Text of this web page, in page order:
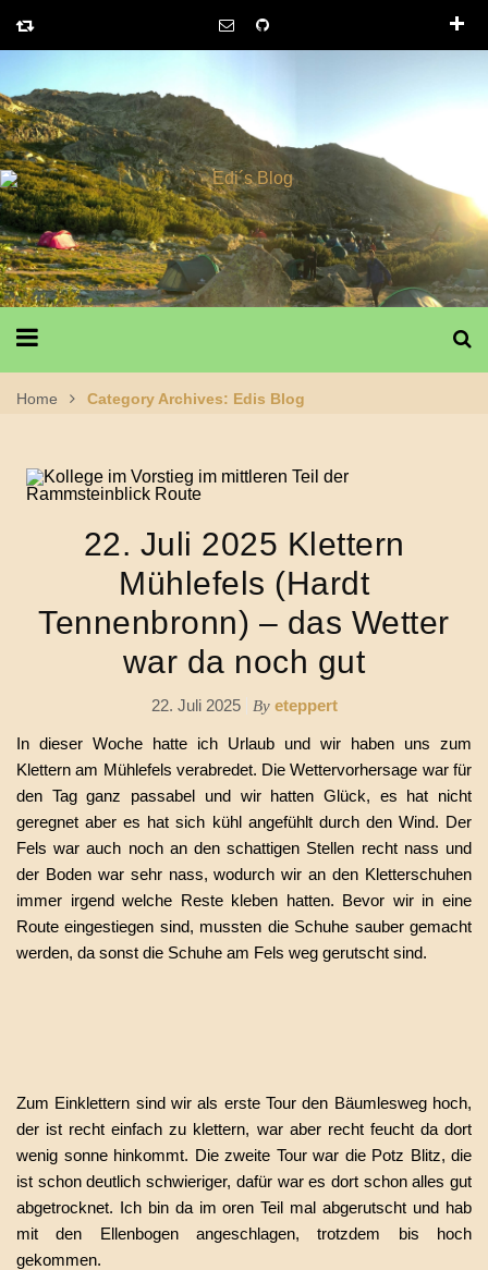
Home Category Archives: Edis Blog
22. Juli 2025 Klettern
Mühlefels (Hardt
Tennenbronn) – das Wetter
war da noch gut
22. Juli 2025 By eteppert
In dieser Woche hatte ich Urlaub und wir haben uns zum
Klettern am Mühlefels verabredet. Die Wettervorhersage war für
den Tag ganz passabel und wir hatten Glück, es hat nicht
geregnet aber es hat sich kühl angefühlt durch den Wind. Der
Fels war auch noch an den schattigen Stellen recht nass und
der Boden war sehr nass, wodurch wir an den Kletterschuhen
immer irgend welche Reste kleben hatten. Bevor wir in eine
Route eingestiegen sind, mussten die Schuhe sauber gemacht
werden, da sonst die Schuhe am Fels weg gerutscht sind.
Zum Einklettern sind wir als erste Tour den Bäumlesweg hoch,
der ist recht einfach zu klettern, war aber recht feucht da dort
wenig sonne hinkommt. Die zweite Tour war die Potz Blitz, die
ist schon deutlich schwieriger, dafür war es dort schon alles gut
abgetrocknet. Ich bin da im oren Teil mal abgerutscht und hab
mit den Ellenbogen angeschlagen, trotzdem bis hoch
gekommen.